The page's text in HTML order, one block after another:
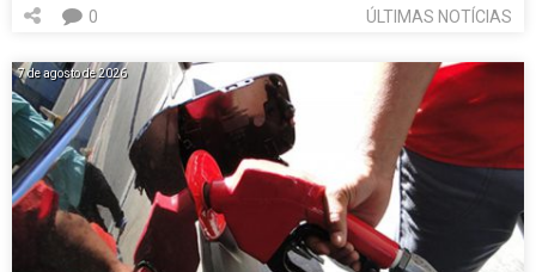
ÚLTIMAS NOTÍCIAS
0
7 de agosto de 2026